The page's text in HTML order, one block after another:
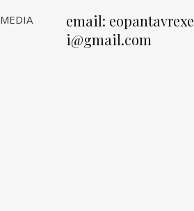
MEDIA
email: eopantavrexe
i@gmail.com